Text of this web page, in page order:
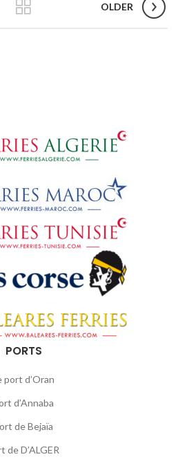
OLDER
PORTS
port d’Oran
d’Annaba
de Bejaïa
de D’ALGER